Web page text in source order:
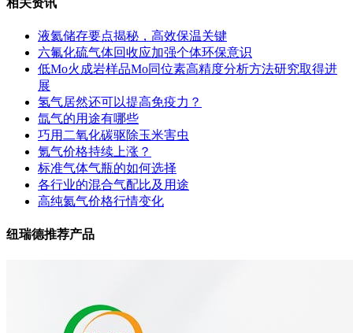
液氦储存要点揭秘，高效保温关键
六氟化硫气体回收应加强个体环保意识
低Mo火成岩样品Mo同位素高精度分析方法研究取得进
展
氢气居然还可以提高免疫力？
氙气的用途有哪些
巧用二氧化碳驱除玉米害虫
氪气价格持续上涨？
标准气体气瓶的如何选择
各行业的混合气配比及用途
高纯氦气价格行情变化
纽瑞德推荐产品